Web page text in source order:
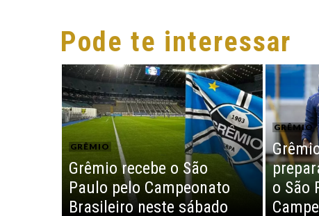
Pode te interessar
GRÊMIO
Grêmio recebe o São
Paulo pelo Campeonato
Brasileiro neste sábado
GRÊMIO
o São